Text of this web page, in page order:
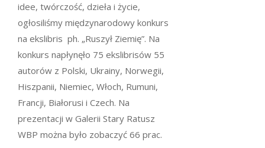
idee, twórczość, dzieła i życie,
ogłosiliśmy międzynarodowy konkurs
na ekslibris ph. „Ruszył Ziemię”. Na
konkurs napłynęło 75 ekslibrisów 55
autorów z Polski, Ukrainy, Norwegii,
Hiszpanii, Niemiec, Włoch, Rumuni,
Francji, Białorusi i Czech. Na
prezentacji w Galerii Stary Ratusz
WBP można było zobaczyć 66 prac.